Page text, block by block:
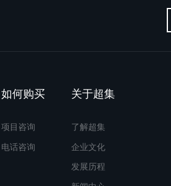
如何购买
项目咨询
电话咨询
关于超集
了解超集
企业文化
发展历程